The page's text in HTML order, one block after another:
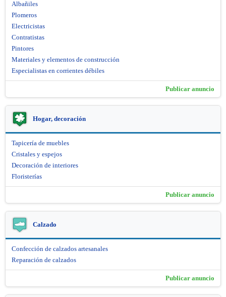
Albañiles
Plomeros
Electricistas
Contratistas
Pintores
Materiales y elementos de construcción
Especialistas en corrientes débiles
Publicar anuncio
Hogar, decoración
Tapicería de muebles
Cristales y espejos
Decoración de interiores
Floristerías
Publicar anuncio
Calzado
Confección de calzados artesanales
Reparación de calzados
Publicar anuncio